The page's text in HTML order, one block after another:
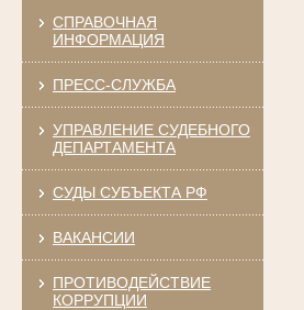
СПРАВОЧНАЯ
ИНФОРМАЦИЯ
ПРЕСС-СЛУЖБА
УПРАВЛЕНИЕ СУДЕБНОГО
ДЕПАРТАМЕНТА
СУДЫ СУБЪЕКТА РФ
ВАКАНСИИ
ПРОТИВОДЕЙСТВИЕ
КОРРУПЦИИ